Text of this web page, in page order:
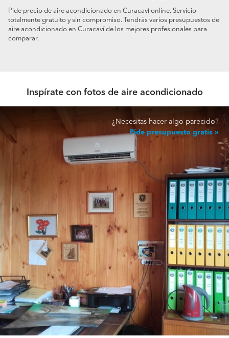
Pide precio de aire acondicionado en Curacaví online. Servicio
totalmente gratuito y sin compromiso. Tendrás varios presupuestos de
aire acondicionado en Curacaví de los mejores profesionales para
comparar.
Inspírate con fotos de aire acondicionado
¿Necesitas hacer algo parecido?
Pide presupuesto gratis